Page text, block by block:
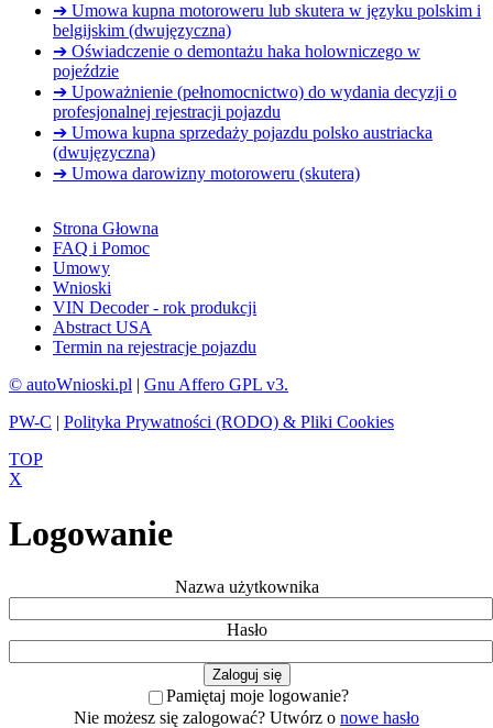
➔ Umowa kupna motoroweru lub skutera w języku polskim i
belgijskim (dwujęzyczna)
➔ Oświadczenie o demontażu haka holowniczego w
pojeździe
➔ Upoważnienie (pełnomocnictwo) do wydania decyzji o
profesjonalnej rejestracji pojazdu
➔ Umowa kupna sprzedaży pojazdu polsko austriacka
(dwujęzyczna)
➔ Umowa darowizny motoroweru (skutera)
Strona Głowna
FAQ i Pomoc
Umowy
Wnioski
VIN Decoder - rok produkcji
Abstract USA
Termin na rejestracje pojazdu
© autoWnioski.pl | Gnu Affero GPL v3.
PW-C | Polityka Prywatności (RODO) & Pliki Cookies
TOP
X
Logowanie
Nazwa użytkownika
Hasło
Pamiętaj moje logowanie?
Nie możesz się zalogować? Utwórz o nowe hasło